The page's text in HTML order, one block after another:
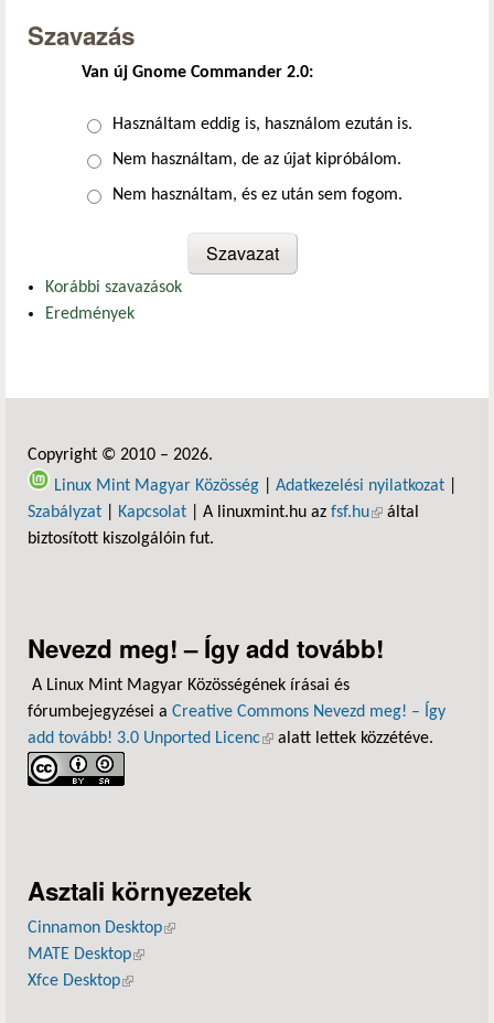
Szavazás
Van új Gnome Commander 2.0:
Választások
Használtam eddig is, használom ezután is.
Nem használtam, de az újat kipróbálom.
Nem használtam, és ez után sem fogom.
Korábbi szavazások
Eredmények
Copyright © 2010 – 2026.
Linux Mint Magyar Közösség
Adatkezelési nyilatkozat
Szabályzat
Kapcsolat | A linuxmint.hu az fsf.hu(külső hivatkozás)
által
biztosított kiszolgálóin fut.
Nevezd meg! – Így add tovább!
A Linux Mint Magyar Közösségének írásai és
fórumbejegyzései a Creative Commons Nevezd meg! – Így
add tovább! 3.0 Unported Licenc(külső hivatkozás)
alatt lettek közzétéve.
Asztali környezetek
Cinnamon Desktop(külső hivatkozás)
MATE Desktop(külső hivatkozás)
Xfce Desktop(külső hivatkozás)